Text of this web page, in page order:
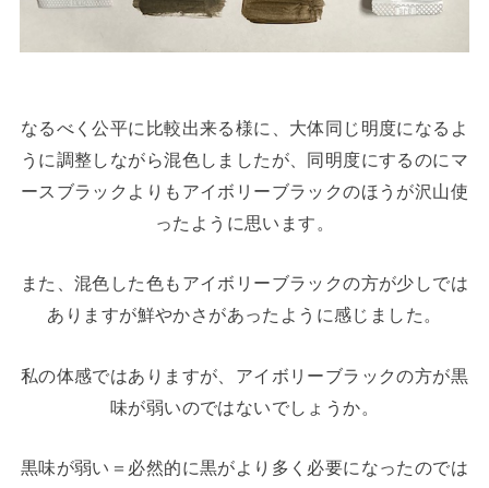
なるべく公平に比較出来る様に、大体同じ明度になるよ
うに調整しながら混色しましたが、同明度にするのにマ
ースブラックよりもアイボリーブラックのほうが沢山使
ったように思います。
また、混色した色もアイボリーブラックの方が少しでは
ありますが鮮やかさがあったように感じました。
私の体感ではありますが、アイボリーブラックの方が黒
味が弱いのではないでしょうか。
黒味が弱い＝必然的に黒がより多く必要になったのでは